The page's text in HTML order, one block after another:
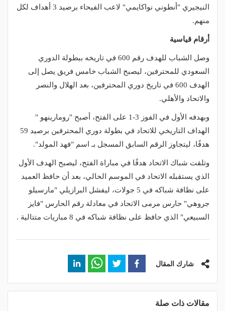
النيجيري "أنطوني نواكايمي" لاعب الفيحاء برصيد 3 أهداف لكل
منهم.
أرقام قياسية
وصل الشباب للهدف رقم 600 في تاريخه ببطولة الدوري
السعودي للمحترفين، ليصبح الشباب خامس فريق يصل إلى
الهدف 600 في تاريخ دوري المحترفين، بعد الهلال والنصر
والاتحاد والأهلي.
وبهدفه الأول في الفوز 3-1 على الفتح، أصبح "رومارينهو "
الهداف التاريخي للاتحاد في بطولة دوري المحترفين برصيد 59
هدفًا، ليتجاوز الرقم السابق المسجل بـ اسم "فهد المولد".
وتلقت شباك الاتحاد هدفًا في مباراة الفتح، ليصبح الهدف الأول
الذي يستقبله الاتحاد في الموسم الحالي، بعد أن حافظ العميد
على نظافة شباكه في 5 جولات، ليفشل البرازيلي "مارسيلو
جروهي" حارس مرمى الاتحاد في معادلة رقم الحارس "فايز
السبيعي" الذي حافظ على نظافة شباكه في 8 مباريات متتالية .
شارك المقال
مقالات ذات صلة